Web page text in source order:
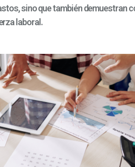
sino que también demuestran
laboral.